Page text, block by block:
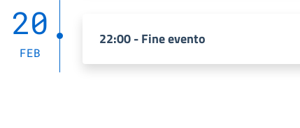
20
FEB
22:00 - Fine evento